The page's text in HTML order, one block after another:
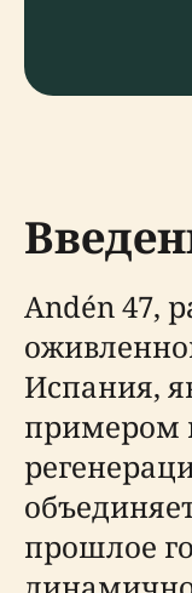
Andén 47,
Испания,
примером
прошлое